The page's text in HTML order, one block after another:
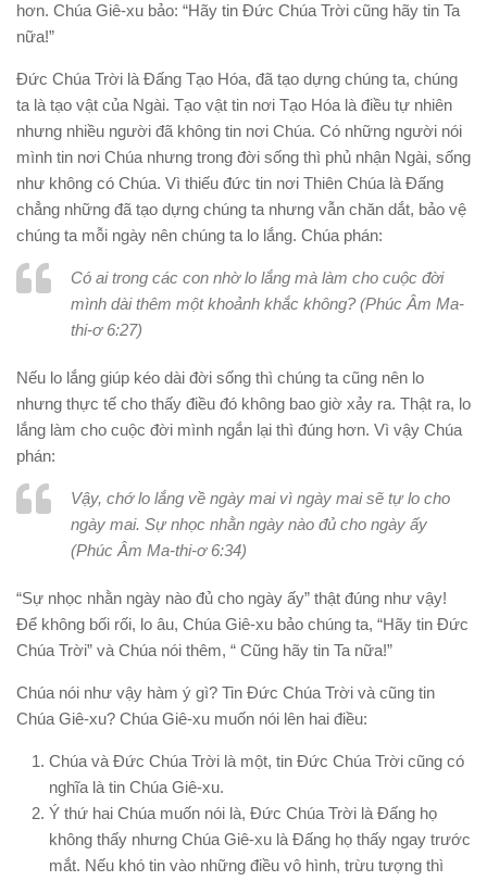
hơn. Chúa Giê-xu bảo: “Hãy tin Đức Chúa Trời cũng hãy tin Ta
nữa!”
Đức Chúa Trời là Đấng Tạo Hóa, đã tạo dựng chúng ta, chúng
ta là tạo vật của Ngài. Tạo vật tin nơi Tạo Hóa là điều tự nhiên
nhưng nhiều người đã không tin nơi Chúa. Có những người nói
mình tin nơi Chúa nhưng trong đời sống thì phủ nhận Ngài, sống
như không có Chúa. Vì thiếu đức tin nơi Thiên Chúa là Đấng
chẳng những đã tạo dựng chúng ta nhưng vẫn chăn dắt, bảo vệ
chúng ta mỗi ngày nên chúng ta lo lắng. Chúa phán:
Có ai trong các con nhờ lo lắng mà làm cho cuộc đời
mình dài thêm một khoảnh khắc không? (Phúc Âm Ma-
thi-ơ 6:27)
Nếu lo lắng giúp kéo dài đời sống thì chúng ta cũng nên lo
nhưng thực tế cho thấy điều đó không bao giờ xảy ra. Thật ra, lo
lắng làm cho cuộc đời mình ngắn lại thì đúng hơn. Vì vậy Chúa
phán:
Vậy, chớ lo lắng về ngày mai vì ngày mai sẽ tự lo cho
ngày mai. Sự nhọc nhằn ngày nào đủ cho ngày ấy
(Phúc Âm Ma-thi-ơ 6:34)
“Sự nhọc nhằn ngày nào đủ cho ngày ấy” thật đúng như vậy!
Để không bối rối, lo âu, Chúa Giê-xu bảo chúng ta, “Hãy tin Đức
Chúa Trời” và Chúa nói thêm, “ Cũng hãy tin Ta nữa!”
Chúa nói như vậy hàm ý gì? Tin Đức Chúa Trời và cũng tin
Chúa Giê-xu? Chúa Giê-xu muốn nói lên hai điều:
Chúa và Đức Chúa Trời là một, tin Đức Chúa Trời cũng có
nghĩa là tin Chúa Giê-xu.
Ý thứ hai Chúa muốn nói là, Đức Chúa Trời là Đấng họ
không thấy nhưng Chúa Giê-xu là Đấng họ thấy ngay trước
mắt. Nếu khó tin vào những điều vô hình, trừu tượng thì